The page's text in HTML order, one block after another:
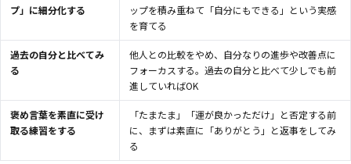
プ」に細分化する
ップを積み重ねて「自分にもできる」という実感
を育てる
過去の自分と比べてみ
る
他人との比較をやめ、自分なりの進歩や改善点に
フォーカスする。過去の自分と比べて少しでも前
進していればOK
褒め言葉を素直に受け
取る練習をする
「たまたま」「運が良かっただけ」と否定する前
に、まずは素直に「ありがとう」と返事をしてみ
る